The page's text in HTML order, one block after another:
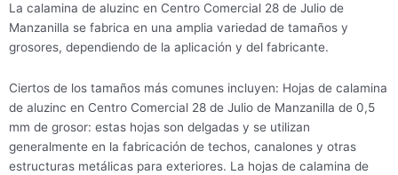
La calamina de aluzinc en Centro Comercial 28 de Julio de
Manzanilla se fabrica en una amplia variedad de tamaños y
grosores, dependiendo de la aplicación y del fabricante.
Ciertos de los tamaños más comunes incluyen: Hojas de calamina
de aluzinc en Centro Comercial 28 de Julio de Manzanilla de 0,5
mm de grosor: estas hojas son delgadas y se utilizan
generalmente en la fabricación de techos, canalones y otras
estructuras metálicas para exteriores. La hojas de calamina de